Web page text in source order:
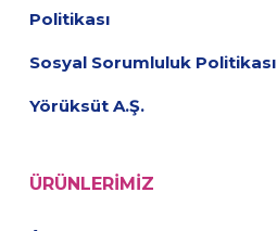
Politikası
Sosyal Sorumluluk Politikası
Yörüksüt A.Ş.
ÜRÜNLERIMIZ